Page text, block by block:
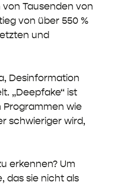
Tausenden von
von über 550 %
und
Desinformation
„Deepfake“ ist
Programmen wie
schwieriger wird,
erkennen? Um
das sie nicht als